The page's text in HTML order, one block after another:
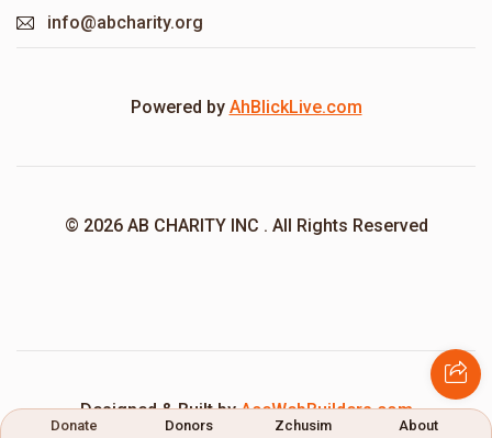
info@abcharity.org
Powered by AhBlickLive.com
© 2026 AB CHARITY INC . All Rights Reserved
Designed & Built byAceWebBuilders.com
Donate Donors Zchusim About